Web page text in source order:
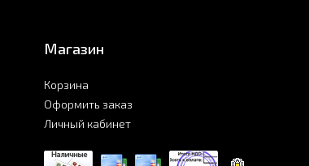
Магазин
Корзина
Оформить заказ
Личный кабинет